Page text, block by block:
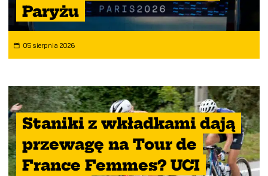
Paryżu
05 sierpnia 2026
Staniki z wkładkami dają
przewagę na Tour de
France Femmes? UCI